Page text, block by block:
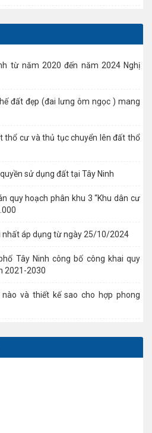
từ năm 2020 đến năm 2024 Nghị
đất đẹp (đai lưng ôm ngọc ) mang
thổ cư và thủ tục chuyển lên đất thổ
sử dụng đất tại Tây Ninh
quy hoạch phân khu 3 “Khu dân cư
nhất áp dụng từ ngày 25/10/2024
Tây Ninh công bố công khai quy
2021-2030
và thiết kế sao cho hợp phong